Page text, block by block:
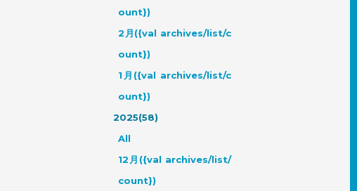
ount})
2月({val archives/list/c
ount})
1月({val archives/list/c
ount})
2025(58)
All
12月({val archives/list/
count})